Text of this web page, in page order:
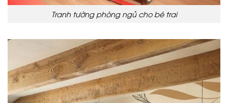
Tranh tường phòng ngủ cho bé trai